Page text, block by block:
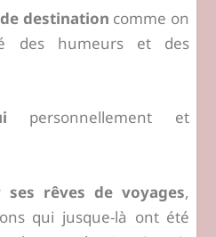
destination comme on
des humeurs et des
personnellement et
ses rêves de voyages,
qui jusque-là ont été